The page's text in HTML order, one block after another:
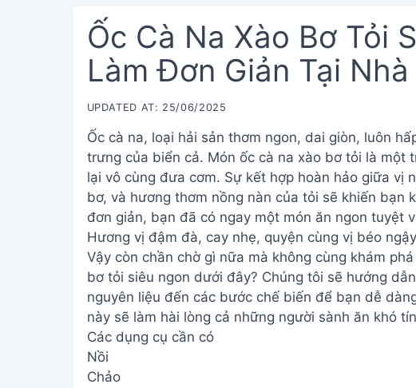
Ốc Cà Na Xào Bơ Tỏi
Làm Đơn Giản Tại Nhà
UPDATED AT: 25/06/2025
Ốc cà na, loại hải sản thơm ngon, dai giòn, luôn
trưng của biển cả. Món ốc cà na xào bơ tỏi là một
lại vô cùng đưa cơm. Sự kết hợp hoàn hảo giữa vị
bơ, và hương thơm nồng nàn của tỏi sẽ khiến bạn
đơn giản, bạn đã có ngay một món ăn ngon tuyệt
Hương vị đậm đà, cay nhẹ, quyện cùng vị béo
Vậy còn chần chờ gì nữa mà không cùng khám
bơ tỏi siêu ngon dưới đây? Chúng tôi sẽ hướng
nguyên liệu đến các bước chế biến để bạn dễ
này sẽ làm hài lòng cả những người sành ăn khó
Các dụng cụ cần có
Nồi
Chảo